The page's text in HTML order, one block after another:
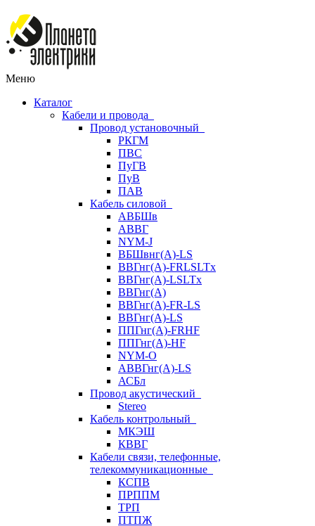
Меню
Каталог
Кабели и провода
Провод установочный
РКГМ
ПВС
ПуГВ
ПуВ
ПАВ
Кабель силовой
АВБШв
АВВГ
NYM-J
ВБШвнг(А)-LS
ВВГнг(A)-FRLSLTx
ВВГнг(A)-LSLTx
ВВГнг(А)
ВВГнг(А)-FR-LS
ВВГнг(А)-LS
ППГнг(А)-FRHF
ППГнг(А)-HF
NYM-O
АВВГнг(А)-LS
АСБл
Провод акустический
Stereo
Кабель контрольный
МКЭШ
КВВГ
Кабели связи, телефонные,
телекоммуникационные
КСПВ
ПРППМ
ТРП
ПТПЖ